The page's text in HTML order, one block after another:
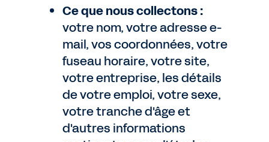
Ce que nous collectons :
votre nom, votre adresse e-
mail, vos coordonnées, votre
fuseau horaire, votre site,
votre entreprise, les détails
de votre emploi, votre sexe,
votre tranche d'âge et
d'autres informations